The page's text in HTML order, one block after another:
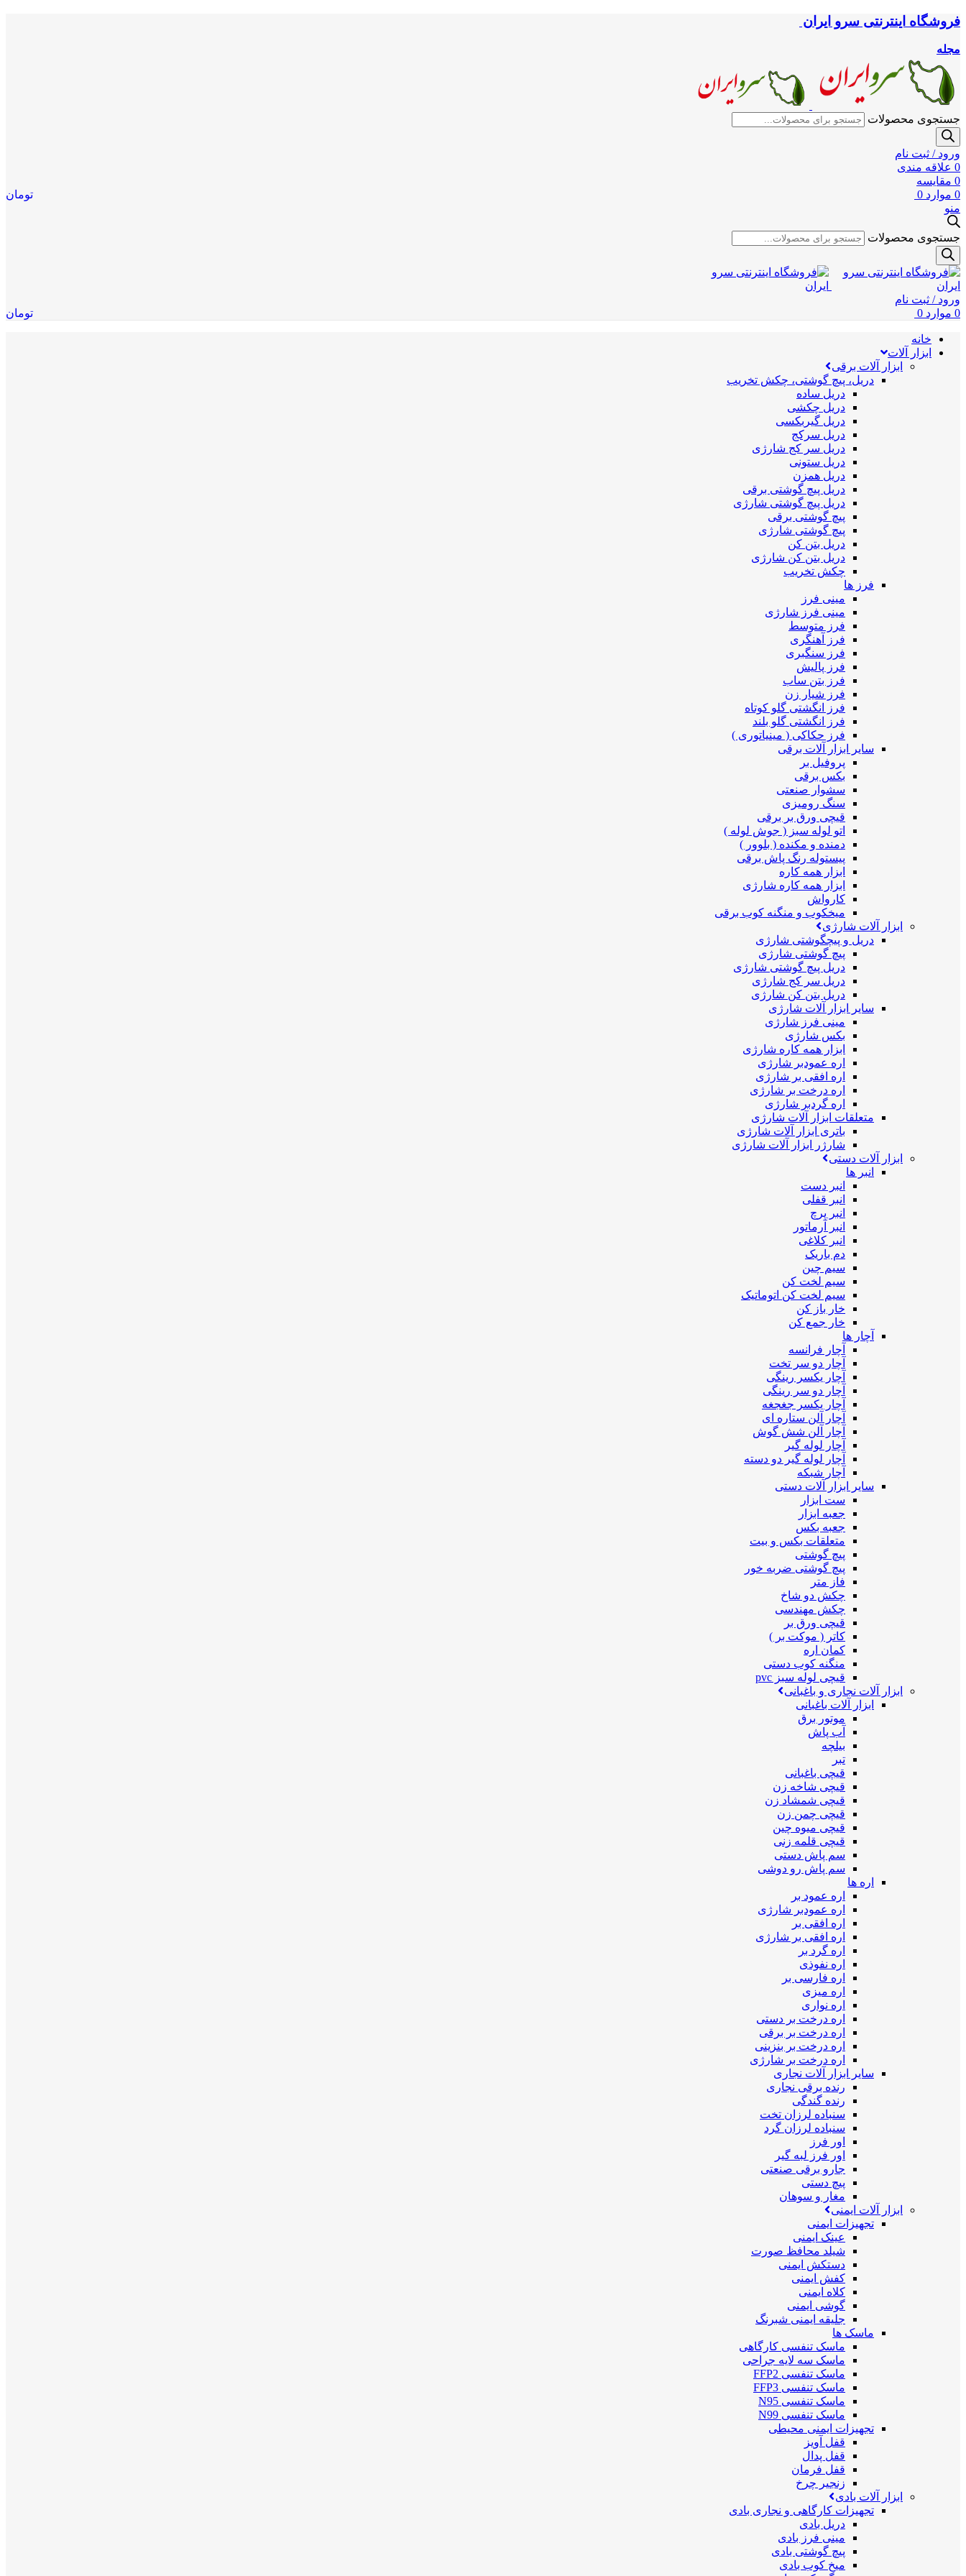
فروشگاه اینترنتی سرو ایران
مجله
جستجوی محصولات
ورود / ثبت نام
0 علاقه مندی
0 مقایسه
0 موارد 0
تومان
منو
جستجوی محصولات
ورود / ثبت نام
0 موارد 0 تومان
خانه
ابزار آلات
ابزار آلات برقی
دریل، پیچ گوشتی، چکش تخریب
دریل ساده
دریل چکشی
دریل گیربکسی
دریل سرکج
دریل سر کج شارژی
دریل ستونی
دریل همزن
دریل پیچ گوشتی برقی
دریل پیچ گوشتی شارژی
پیچ گوشتی برقی
پیچ گوشتی شارژی
دریل بتن کن
دریل بتن کن شارژی
چکش تخریب
فرز ها
مینی فرز
مینی فرز شارژی
فرز متوسط
فرز آهنگری
فرز سنگبری
فرز پالیش
فرز بتن ساب
فرز شیار زن
فرز انگشتی گلو کوتاه
فرز انگشتی گلو بلند
فرز حکاکی ( مینیاتوری )
سایر ابزار آلات برقی
پروفیل بر
بکس برقی
سشوار صنعتی
سنگ رومیزی
قیچی ورق بر برقی
اتو لوله سبز ( جوش لوله )
دمنده و مکنده ( بلوور )
پیستوله رنگ پاش برقی
ابزار همه کاره
ابزار همه کاره شارژی
کارواش
میخکوب و منگنه کوب برقی
ابزار آلات شارژی
دریل و پیچگوشتی شارژی
پیچ گوشتی شارژی
دریل پیچ گوشتی شارژی
دریل سر کج شارژی
دریل بتن کن شارژی
سایر ابزار آلات شارژی
مینی فرز شارژی
بکس شارژی
ابزار همه کاره شارژی
اره عمودبر شارژی
اره افقی بر شارژی
اره درخت بر شارژی
اره گردبر شارژی
متعلقات ابزار آلات شارژی
باتری ابزار آلات شارژی
شارژر ابزار آلات شارژی
ابزار آلات دستی
انبر ها
انبر دست
انبر قفلی
انبر پرچ
انبر آرماتور
انبر کلاغی
دم باریک
سیم چین
سیم لخت کن
سیم لخت کن اتوماتیک
خار باز کن
خار جمع کن
آچار ها
آچار فرانسه
آچار دو سر تخت
آچار یکسر رینگی
آچار دو سر رینگی
آچار یکسر جغجغه
آچار آلن ستاره ای
آچار آلن شش گوش
آچار لوله گیر
آچار لوله گیر دو دسته
آچار شبکه
سایر ابزار آلات دستی
ست ابزار
جعبه ابزار
جعبه بکس
متعلقات بکس و بیت
پیچ گوشتی
پیچ گوشتی ضربه خور
فاز متر
چکش دو شاخ
چکش مهندسی
قیچی ورق بر
کاتر ( موکت بر )
کمان اره
منگنه کوب دستی
قیچی لوله سبز pvc
ابزار آلات نجاری و باغبانی
ابزار آلات باغبانی
موتور برق
آب پاش
بیلچه
تبر
قیچی باغبانی
قیچی شاخه زن
قیچی شمشاد زن
قیچی چمن زن
قیچی میوه چین
قیچی قلمه زنی
سم پاش دستی
سم پاش رو دوشی
اره ها
اره عمود بر
اره عمودبر شارژی
اره افقی بر
اره افقی بر شارژی
اره گرد بر
اره نفوذی
اره فارسی بر
اره میزی
اره نواری
اره درخت بر دستی
اره درخت بر برقی
اره درخت بر بنزینی
اره درخت بر شارژی
سایر ابزار آلات نجاری
رنده برقی نجاری
رنده گندگی
سنباده لرزان تخت
سنباده لرزان گرد
اور فرز
اور فرز لبه گیر
جارو برقی صنعتی
پیچ دستی
مغار و سوهان
ابزار آلات ایمنی
تجهیزات ایمنی
عینک ایمنی
شیلد محافظ صورت
دستکش ایمنی
کفش ایمنی
کلاه ایمنی
گوشی ایمنی
جلیقه ایمنی شبرنگ
ماسک ها
ماسک تنفسی کارگاهی
ماسک سه لایه جراحی
ماسک تنفسی FFP2
ماسک تنفسی FFP3
ماسک تنفسی N95
ماسک تنفسی N99
تجهیزات ایمنی محیطی
قفل آویز
قفل پدال
قفل فرمان
زنجیر چرخ
ابزار آلات بادی
تجهیزات کارگاهی و نجاری بادی
دریل بادی
مینی فرز بادی
پیچ گوشتی بادی
میخ کوب بادی